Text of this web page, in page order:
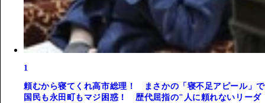
1
頼むから寝てくれ高市総理！ まさかの「寝不足アピール」で
国民も永田町もマジ困惑！ 歴代屈指の"人に頼れないリーダ